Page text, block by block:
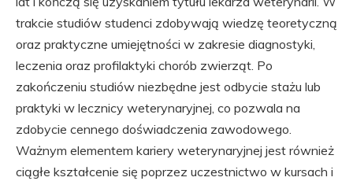
trakcie studiów studenci zdobywają wiedzę teoretyczną
oraz praktyczne umiejętności w zakresie diagnostyki,
leczenia oraz profilaktyki chorób zwierząt. Po
zakończeniu studiów niezbędne jest odbycie stażu lub
praktyki w lecznicy weterynaryjnej, co pozwala na
zdobycie cennego doświadczenia zawodowego.
Ważnym elementem kariery weterynaryjnej jest również
ciągłe kształcenie się poprzez uczestnictwo w kursach i